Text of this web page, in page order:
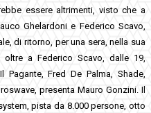
essere altrimenti, visto che a
Ghelardoni e Federico Scavo,
di ritorno, per una sera, nella sua
a Federico Scavo, dalle 19,
Fred De Palma, Shade,
presenta Mauro Gonzini. Il
pista da 8.000 persone, otto